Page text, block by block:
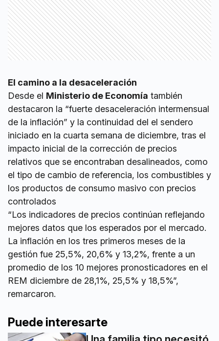
El camino a la desaceleración
Desde el Ministerio de Economía también
destacaron la “fuerte desaceleración intermensual
de la inflación” y la continuidad del el sendero
iniciado en la cuarta semana de diciembre, tras el
impacto inicial de la corrección de precios
relativos que se encontraban desalineados, como
el tipo de cambio de referencia, los combustibles y
los productos de consumo masivo con precios
controlados
“Los indicadores de precios continúan reflejando
mejores datos que los esperados por el mercado.
La inflación en los tres primeros meses de la
gestión fue 25,5%, 20,6% y 13,2%, frente a un
promedio de los 10 mejores pronosticadores en el
REM diciembre de 28,1%, 25,5% y 18,5%”,
remarcaron.
Puede interesarte